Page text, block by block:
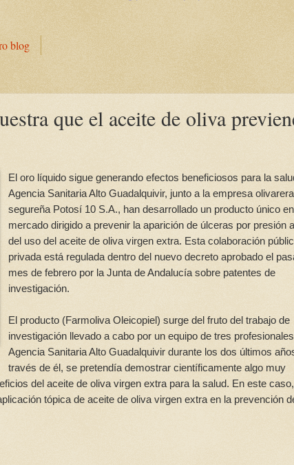
blog
que el aceite de oliva
El oro líquido sigue generando efectos beneficiosos para la
Agencia Sanitaria Alto Guadalquivir, junto a la empresa olivarera
segureña Potosí 10 S.A., han desarrollado un producto único
mercado dirigido a prevenir la aparición de úlceras por presión
del uso del aceite de oliva virgen extra. Esta colaboración
privada está regulada dentro del nuevo decreto aprobado el
mes de febrero por la Junta de Andalucía sobre patentes de
investigación.
El producto (Farmoliva Oleicopiel) surge del fruto del trabajo de
investigación llevado a cabo por un equipo de tres
Agencia Sanitaria Alto Guadalquivir durante los dos últimos
través de él, se pretendía demostrar científicamente algo muy
del aceite de oliva virgen extra para la salud. En este
tópica de aceite de oliva virgen extra en la prevención